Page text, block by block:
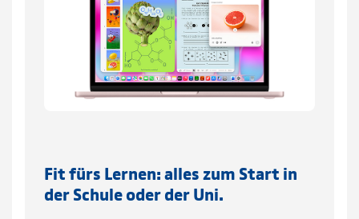
Fit fürs Lernen: alles zum Start in
der Schule oder der Uni.